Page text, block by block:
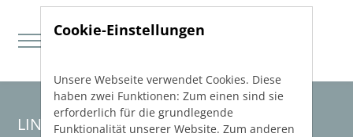
Direkt zur Hauptnavigation springen
Direkt zum Inhalt springen
LINEAR Solutions 23 für Revit
Cookie-Einstellungen
Unsere Webseite verwendet Cookies. Diese
haben zwei Funktionen: Zum einen sind sie
erforderlich für die grundlegende
Funktionalität unserer Website. Zum anderen